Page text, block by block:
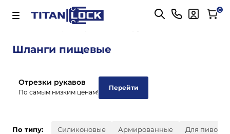
Важно! Для оплаты заказов Подробнее 0
Шланги пищевые
Отрезки рукавов
По самым низким ценам!
Перейти
По типу: Силиконовые Армированные Для